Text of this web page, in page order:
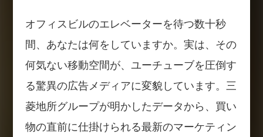
オフィスビルのエレベーターを待つ数十秒
間、あなたは何をしていますか。実は、その
何気ない移動空間が、ユーチューブを圧倒す
る驚異の広告メディアに変貌しています。三
菱地所グループが明かしたデータから、買い
物の直前に仕掛けられる最新のマーケティン